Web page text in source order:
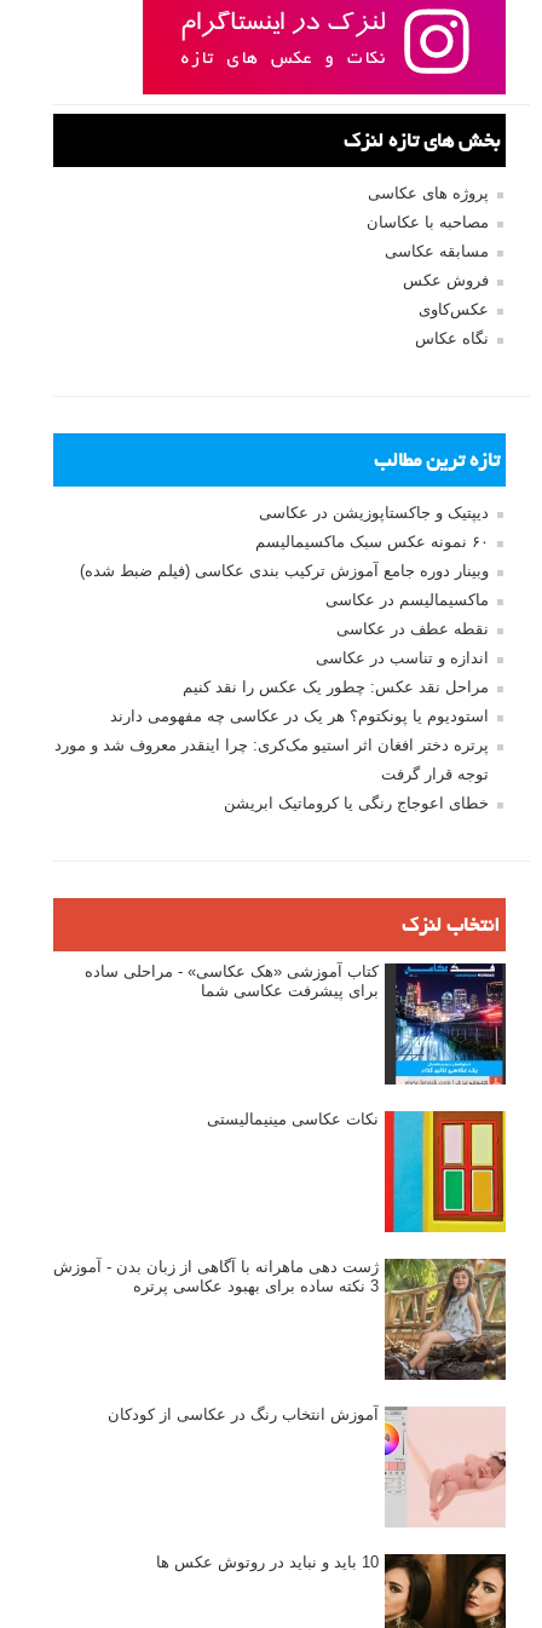
بخش های تازه لنزک
پروژه های عکاسی
مصاحبه با عکاسان
مسابقه عکاسی
فروش عکس
عکس‌کاوی
نگاه عکاس
تازه ترین مطالب
دیپتیک و جاکستا‌پوزیشن در عکاسی
۶۰ نمونه عکس سبک ماکسیمالیسم
وبینار دوره جامع آموزش ترکیب بندی عکاسی (فیلم ضبط شده)
ماکسیمالیسم در عکاسی
نقطه عطف در عکاسی
اندازه و تناسب در عکاسی
مراحل نقد عکس: چطور یک عکس را نقد کنیم
استودیوم یا پونکتوم؟ هر یک در عکاسی چه مفهومی دارند
پرتره دختر افغان اثر استیو مک‌کری: چرا اینقدر معروف شد و مورد
توجه قرار گرفت
خطای اعوجاج رنگی یا کروماتیک ابریشن
انتخاب لنزک
کتاب آموزشی «هک عکاسی» - مراحلی ساده
برای پیشرفت عکاسی شما
نکات عکاسی مینیمالیستی
ژست دهی ماهرانه با آگاهی از زبان بدن - آموزش
3 نکته ساده برای بهبود عکاسی پرتره
آموزش انتخاب رنگ در عکاسی از کودکان
10 باید و نباید در روتوش عکس ها